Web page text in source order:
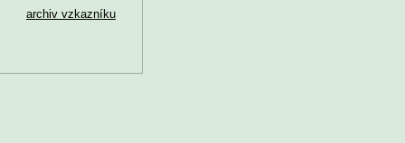
archiv vzkazníku